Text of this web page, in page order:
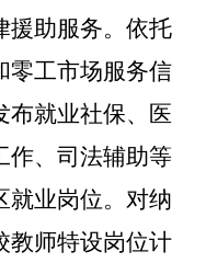
援助服务。依托
零工市场服务信
布就业社保、医
作、司法辅助等
就业岗位。对纳
教师特设岗位计